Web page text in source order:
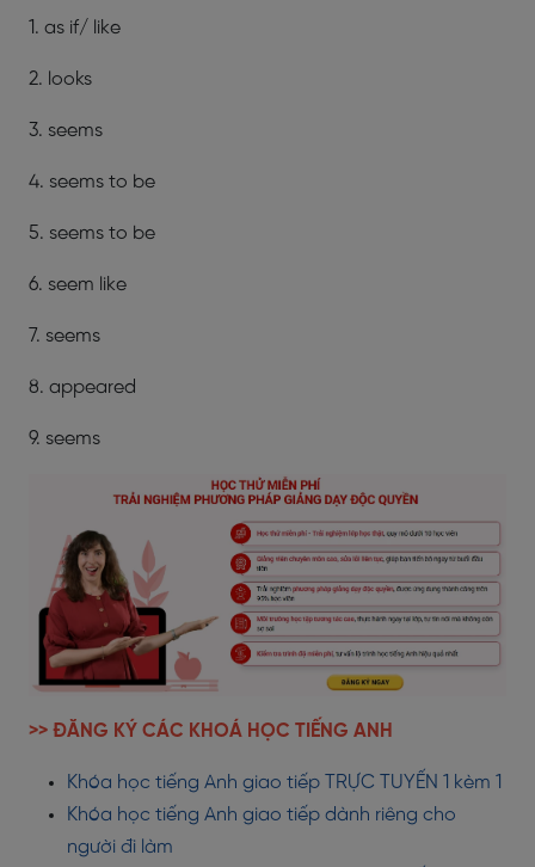
1. as if/ like
2. looks
3. seems
4. seems to be
5. seems to be
6. seem like
7. seems
8. appeared
9. seems
>> ĐĂNG KÝ CÁC KHOÁ HỌC TIẾNG ANH
Khóa học tiếng Anh giao tiếp TRỰC TUYẾN 1 kèm 1
Khóa học tiếng Anh giao tiếp dành riêng cho
người đi làm